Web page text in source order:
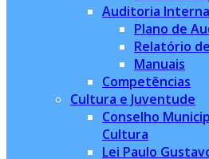
Auditoria Interna
Plano de
Relatório
Manuais
Competências
Cultura e Juventude
Conselho
Cultura
Lei Paulo